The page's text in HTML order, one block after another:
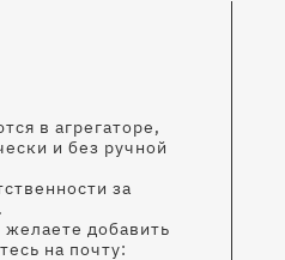
в агрегаторе,
и без ручной
за
добавить
на почту: